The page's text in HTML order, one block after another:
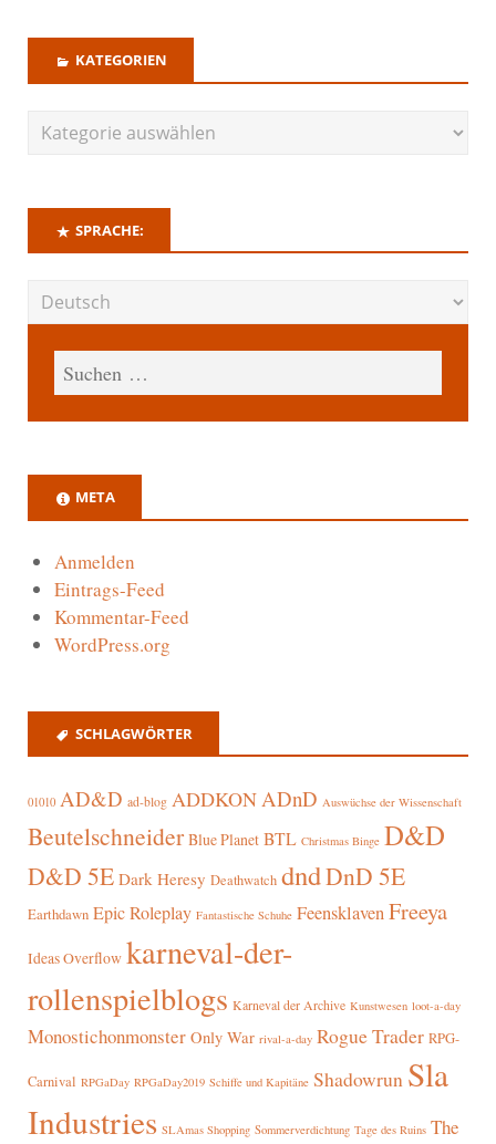
KATEGORIEN
SPRACHE:
META
Anmelden
Eintrags-Feed
Kommentar-Feed
WordPress.org
SCHLAGWÖRTER
01010 AD&D ad-blog ADDKONADnD Auswüchse der Wissenschaft
Beutelschneider Blue Planet BTL Christmas Binge D&D
D&D 5E Dark Heresy Deathwatch dndDnD 5E
Earthdawn Epic Roleplay Fantastische Schuhe FeensklavenFreeya
Ideas Overflow karneval-der-
rollenspielblogs Karneval der Archive Kunstwesen loot-a-day
Monostichonmonster Only War rival-a-day Rogue Trader RPG-
Carnival RPGaDay RPGaDay2019 Schiffe und Kapitäne Shadowrun Sla
Industries SLAmas Shopping Sommerverdichtung Tage des Ruins The